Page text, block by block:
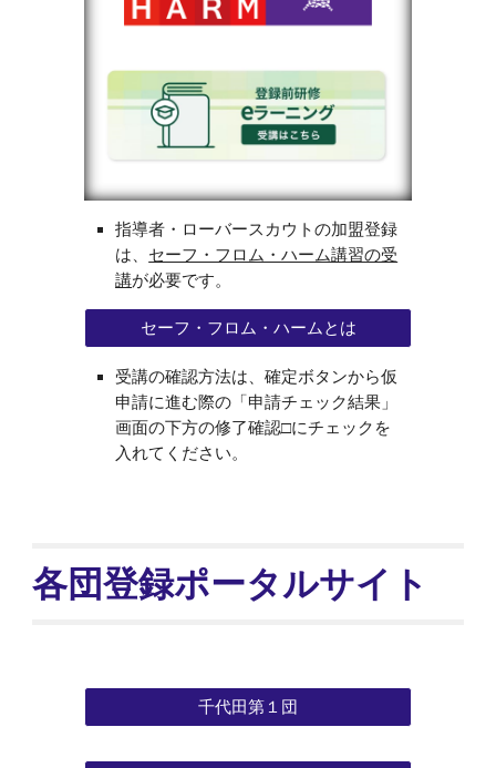
指導者・ローバースカウトの加盟登録
は、 セーフ・フロム・ハーム講習の受
講が必要です。
セーフ・フロム・ハームとは
受講の確認方法は、確定ボタンから仮
申請に進む際の「申請チェック結果」
画面の下方の修了確認□にチェックを
入れてください。
各団登録ポータルサイト
千代田第１団